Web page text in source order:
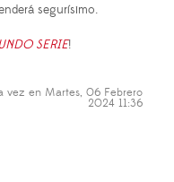
segurísimo.
SERIE!
vez en Martes, 06 Febrero
2024 11:36